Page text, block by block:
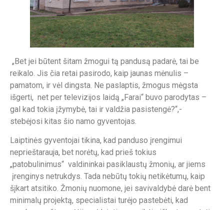
„Bet jei būtent šitam žmogui tą pandusą padarė, tai be
reikalo. Jis čia retai pasirodo, kaip jaunas mėnulis –
pamatom, ir vėl dingsta. Ne paslaptis, žmogus mėgsta
išgerti, net per televizijos laidą „Farai“ buvo parodytas –
gal kad tokia įžymybė, tai ir valdžia pasistengė?“,-
stebėjosi kitas šio namo gyventojas.
Laiptinės gyventojai tikina, kad panduso įrengimui
neprieštarauja, bet norėtų, kad prieš tokius
„patobulinimus“ valdininkai pasiklaustų žmonių, ar jiems
įrenginys netrukdys. Tada nebūtų tokių netikėtumų, kaip
šįkart atsitiko. Žmonių nuomone, jei savivaldybė darė bent
minimalų projektą, specialistai turėjo pastebėti, kad